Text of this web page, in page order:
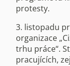
protesty.
3. listopadu
organizace
trhu práce“.
pracujících,